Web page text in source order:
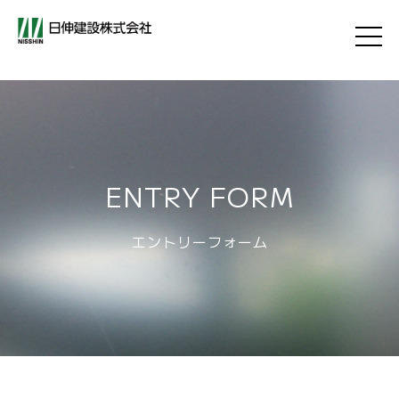
ENTRY FORM
エントリーフォーム